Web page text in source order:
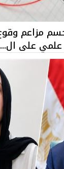
على ال...